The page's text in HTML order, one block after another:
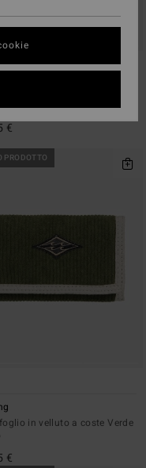
ECO
Lite
a tre facce Blu Uomo
€
PRODOTTO
in velluto a coste Verde
€